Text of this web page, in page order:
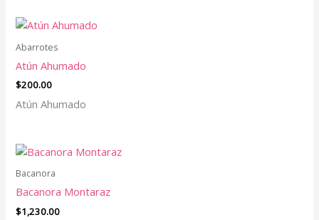
Abarrotes
Atún Ahumado
$200.00
Atún Ahumado
Bacanora
Bacanora Montaraz
$1,230.00